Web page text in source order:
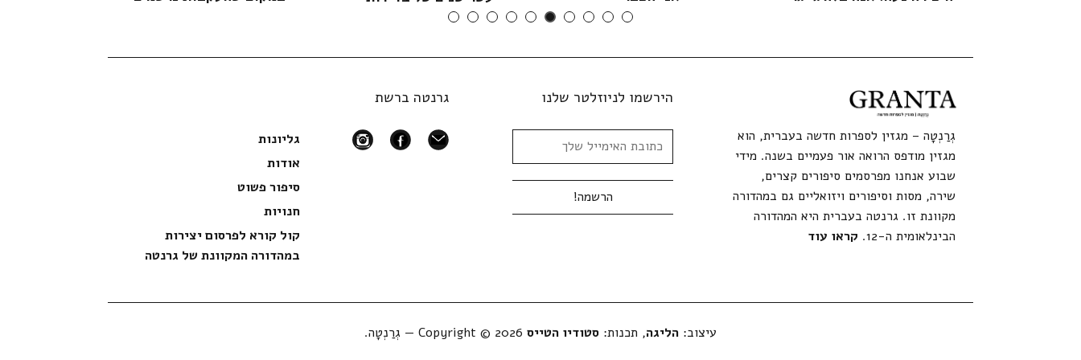
גְרַנְטָה – מגזין לספרות חדשה בעברית, הוא
מגזין מודפס הרואה אור פעמיים בשנה. מידי
שבוע אנחנו מפרסמים סיפורים קצרים,
שירה, מסות וסיפורים ויזואליים גם במהדורה
מקוונת זו. גרנטה בעברית היא המהדורה
הבינלאומית ה-12.
קראו עוד
הירשמו לניוזלטר שלנו גרנטה ברשת
mail
facebook
instagram
גליונות
אודות
סיפור פשוט
חנויות
קול קורא לפרסום יצירות
במהדורה המקוונת של גרנטה
עיצוב: הליגה, תכנות: סטודיו הטייס